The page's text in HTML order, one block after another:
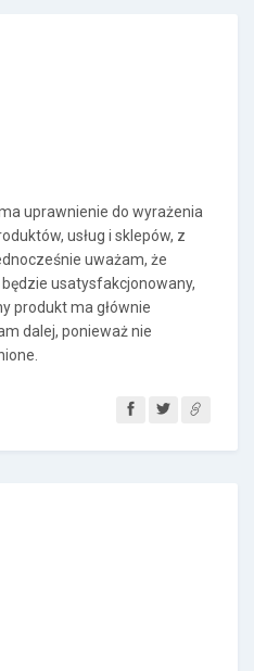
uprawnienie do wyrażenia
usług i sklepów, z
uważam, że
usatysfakcjonowany,
produkt ma głównie
dalej, ponieważ nie